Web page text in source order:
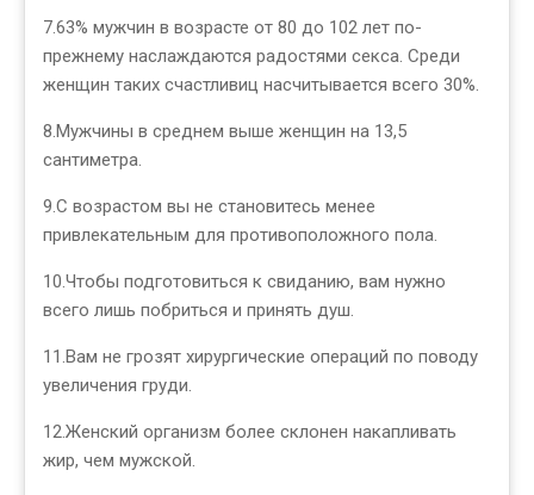
7.63% мужчин в возрасте от 80 до 102 лет по-
прежнему наслаждаются радостями секса. Среди
женщин таких счастливиц насчитывается всего 30%.
8.Мужчины в среднем выше женщин на 13,5
сантиметра.
9.С возрастом вы не становитесь менее
привлекательным для противоположного пола.
10.Чтобы подготовиться к свиданию, вам нужно
всего лишь побриться и принять душ.
11.Вам не грозят хирургические операций по поводу
увеличения груди.
12.Женский организм более склонен накапливать
жир, чем мужской.